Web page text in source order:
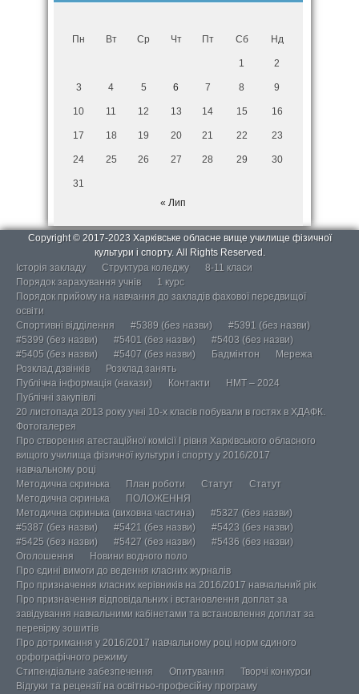
Пн Вт Ср Чт Пт Сб Нд
1 2
3 4 5 6 7 8 9
10 11 12 13 14 15 16
17 18 19 20 21 22 23
24 25 26 27 28 29 30
31
« Лип
Copyright © 2017-2023 Харківське обласне вище училище фізичної
культури і спорту. All Rights Reserved.
Історія закладу
Структура коледжу
8-11 класи
Порядок зарахування учнів
1 курс
Порядок прийому на навчання до закладів фахової передвищої
освіти
Спортивні відділення
#5389 (без назви)
#5391 (без назви)
#5399 (без назви)
#5401 (без назви)
#5403 (без назви)
#5405 (без назви)
#5407 (без назви) Бадмінтон
Мережа
Розклад дзвінків
Розклад занять
Публічна інформація (накази)
Контакти
НМТ – 2024
Публічні закупівлі
20 листопада 2013 року учні 10-х класів побували в гостях в ХДАФК.
Фотогалерея
Про створення атестаційної комісії І рівня Харківського обласного
вищого училища фізичної культури і спорту у 2016/2017
навчальному році
Методична скринька
План роботи Статут
Статут
Методична скринька
ПОЛОЖЕННЯ
Методична скринька (виховна частина)
#5327 (без назви)
#5387 (без назви)
#5421 (без назви)
#5423 (без назви)
#5425 (без назви)
#5427 (без назви)
#5436 (без назви)
Оголошення
Новини водного поло
Про єдині вимоги до ведення класних журналів
Про призначення класних керівників на 2016/2017 навчальний рік
Про призначення відповідальних і встановлення доплат за
завідування навчальними кабінетами та встановлення доплат за
перевірку зошитів
Про дотримання у 2016/2017 навчальному році норм єдиного
орфографічного режиму
Стипендіальне забезпечення
Опитування
Творчі конкурси
Відгуки та рецензії на освітньо-професійну програму